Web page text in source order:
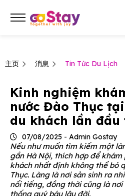
主页 消息 Tin Tức Du Lịch
Kinh nghiệm
nước Đào Thục
du khách lần
07/08/2025 - Admin Gostay
Nếu như muốn tìm kiếm một
gần Hà Nội, thích hợp để
khách nhất định không thể bỏ
Thục. Làng là nơi sản sinh ra
nổi tiếng, đồng thời cũng là
thống quý báu lâu đời.